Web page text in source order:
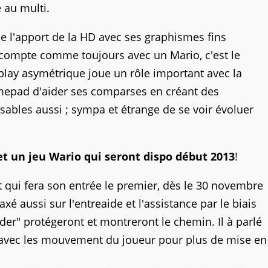
au multi.
l'apport de la HD avec ses graphismes fins
comme toujours avec un Mario, c'est le
asymétrique joue un rôle important avec la
d'aider ses comparses en créant des
aussi ; sympa et étrange de se voir évoluer
un jeu Wario qui seront dispo début 2013!
fera son entrée le premier, dès le 30 novembre
aussi sur l'entreaide et l'assistance par le biais
protégeront et montreront le chemin. Il à parlé
les mouvement du joueur pour plus de mise en